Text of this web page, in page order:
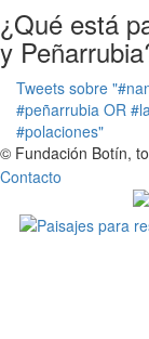
¿Qué está
y
Tweets sobre
#peñarrubia OR
#polaciones"
© Fundación Botín,
Contacto